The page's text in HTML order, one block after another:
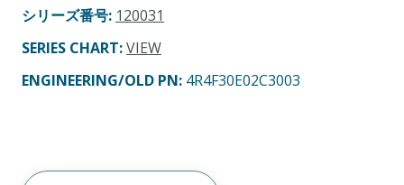
シリーズ番号: 120031
SERIES CHART:VIEW
ENGINEERING/OLD PN: 4R4F30E02C3003